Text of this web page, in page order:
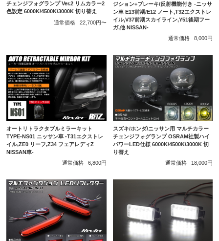
チェンジフォグランプ Ver.2 リムカラー2
色設定 6000K/4500K/3000K 切り替え
通常価格
22,700円〜
ジション+ブレーキ/反射機能付き -ニッサ
ン車 E13前期/E12 ノート,T32エクストレ
イル,V37前期スカイライン,Y51後期フー
ガ,他 NISSAN-
通常価格
8,000円
オートリトラクタブルミラーキット
TYPE-NS01 ニッサン車 -T31エクストレ
イル,ZE0 リーフ,Z34 フェアレディZ
NISSAN車-
通常価格
6,800円
スズキ/ホンダ/ニッサン用 マルチカラー
チェンジフォグランプ OSRAM社製ハイ
パワーLED仕様 6000K/4500K/3000K 切
り替え
通常価格
18,000円